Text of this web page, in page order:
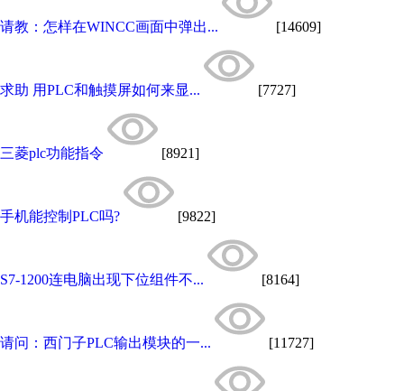
请教：怎样在WINCC画面中弹出... [14609]
求助 用PLC和触摸屏如何来显... [7727]
三菱plc功能指令 [8921]
手机能控制PLC吗? [9822]
S7-1200连电脑出现下位组件不... [8164]
请问：西门子PLC输出模块的一... [11727]